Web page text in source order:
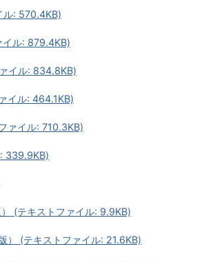
ル: 570.4KB)
ル: 879.4KB)
イル: 834.8KB)
イル: 464.1KB)
ァイル: 710.3KB)
339.9KB)
(テキストファイル: 9.9KB)
） (テキストファイル: 21.6KB)